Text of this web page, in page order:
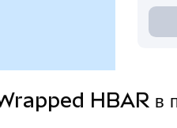
Wrapped HBAR в